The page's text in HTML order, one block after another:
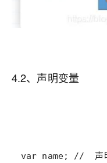
4.2、声明变量